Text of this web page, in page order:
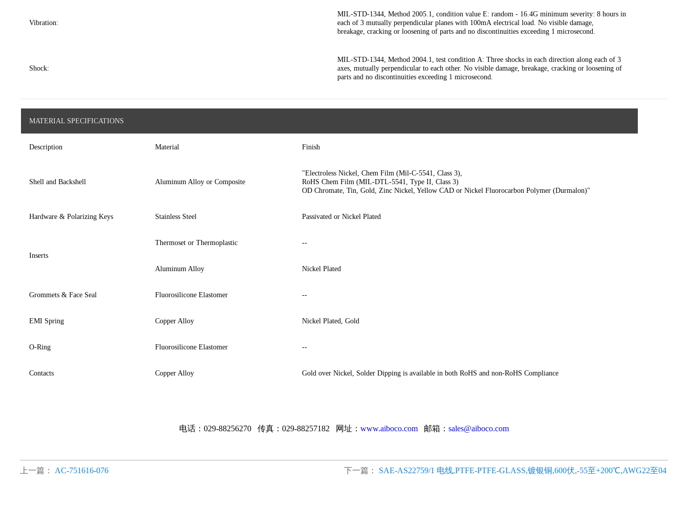
Vibration:
MIL-STD-1344, Method 2005.1, condition value E: random - 16.4G minimum severity: 8 hours in
each of 3 mutually perpendicular planes with 100mA electrical load. No visible damage,
breakage, cracking or loosening of parts and no discontinuities exceeding 1 microsecond.
Shock:
MIL-STD-1344, Method 2004.1, test condition A: Three shocks in each direction along each of 3
axes, mutually perpendicular to each other. No visible damage, breakage, cracking or loosening of
parts and no discontinuities exceeding 1 microsecond.
MATERIAL SPECIFICATIONS
Description Material Finish
Shell and Backshell Aluminum Alloy or Composite
"Electroless Nickel, Chem Film (Mil-C-5541, Class 3),
RoHS Chem Film (MIL-DTL-5541, Type II, Class 3)
OD Chromate, Tin, Gold, Zinc Nickel, Yellow CAD or Nickel Fluorocarbon Polymer (Durmalon)"
Hardware & Polarizing Keys Stainless Steel Passivated or Nickel Plated
Inserts
Thermoset or Thermoplastic --
Aluminum Alloy Nickel Plated
Grommets & Face Seal Fluorosilicone Elastomer --
EMI Spring Copper Alloy Nickel Plated, Gold
O-Ring Fluorosilicone Elastomer --
Contacts Copper Alloy Gold over Nickel, Solder Dipping is available in both RoHS and non-RoHS Compliance
电话：029-88256270 传真：029-88257182 网址： www.aiboco.com 邮箱： sales@aiboco.com
上一篇： AC-751616-076 下一篇： SAE-AS22759/1 电线,PTFE-PTFE-GLASS,镀银铜,600伏,-55至+200℃,AWG22至04